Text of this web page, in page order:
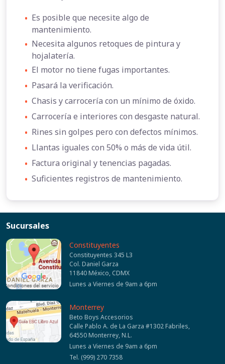
• Es posible que necesite algo de
mantenimiento.
• Necesita algunos retoques de pintura y
hojalatería.
• El motor no tiene fugas importantes.
• Pasará la verificación.
• Chasis y carrocería con un mínimo de óxido.
• Carrocería e interiores con desgaste natural.
• Rines sin golpes pero con defectos mínimos.
• Llantas iguales con 50% o más de vida útil.
• Factura original y tenencias pagadas.
• Suficientes registros de mantenimiento.
Sucursales
Constituyentes
Constituyentes 345 L3
Col. Daniel Garza
11840 México, CDMX
Lunes a Viernes de 9am a 6pm
Monterrey
Beto Boys Accesorios
Calle Pablo A. de La Garza #1302 Fabriles,
64550 Monterrey, N.L.
Lunes a Viernes de 9am a 6pm
Tel. (999) 270 7358